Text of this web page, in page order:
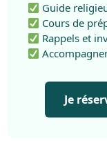
Guide
Cours de
Rappels et
Je